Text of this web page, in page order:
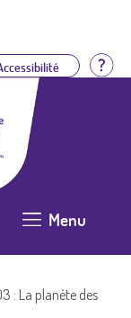
Menu
: La planète des